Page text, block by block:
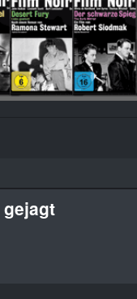
gejagt